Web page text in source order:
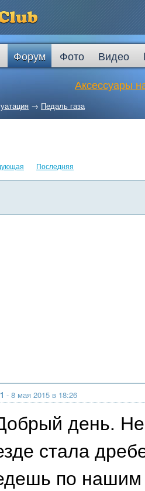
Форум Фото Видео
Аксессуары
→ Педаль газа
Последняя
- 8 мая 2015 в 18:26
день. Не
стала
по нашим